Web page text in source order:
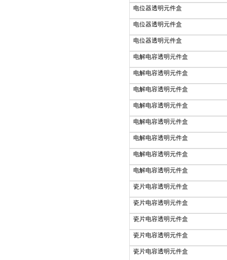
电位器透明元件盒
电位器透明元件盒
电位器透明元件盒
电解电容透明元件盒
电解电容透明元件盒
电解电容透明元件盒
电解电容透明元件盒
电解电容透明元件盒
电解电容透明元件盒
电解电容透明元件盒
电解电容透明元件盒
瓷片电容透明元件盒
瓷片电容透明元件盒
瓷片电容透明元件盒
瓷片电容透明元件盒
瓷片电容透明元件盒